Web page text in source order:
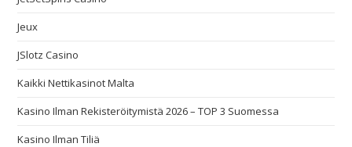
Jeux
JSlotz Casino
Kaikki Nettikasinot Malta
Kasino Ilman Rekisteröitymistä 2026 – TOP 3 Suomessa
Kasino Ilman Tiliä